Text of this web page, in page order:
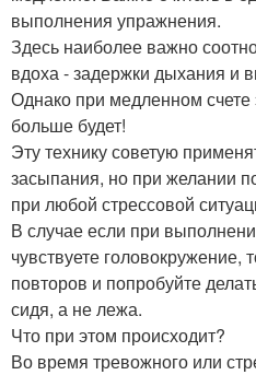
выполнения упражнения.
Здесь наиболее важно
вдоха - задержки дыхания и
Однако при медленном
больше будет!
Эту технику советую
засыпания, но при желании
при любой стрессовой
В случае если при
чувствуете головокружение,
повторов и попробуйте
сидя, а не лежа.
Что при этом происходит?
Во время тревожного или